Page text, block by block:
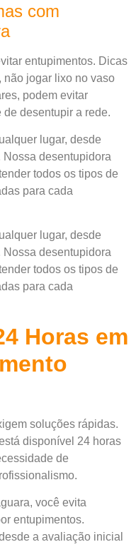
com
entupimentos. Dicas
não jogar lixo no vaso
podem evitar
desentupir a rede.
lugar, desde
desentupidora
todos os tipos de
para cada
lugar, desde
desentupidora
todos os tipos de
para cada
Horas em
soluções rápidas.
disponível 24 horas
de
você evita
entupimentos.
a avaliação inicial